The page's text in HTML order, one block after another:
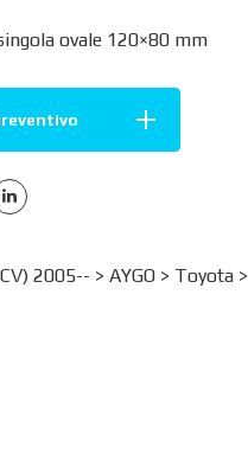
ovale 120×80 mm
2005-- > AYGO> Toyota>